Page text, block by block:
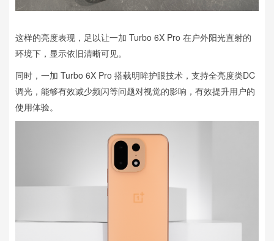
这样的亮度表现，足以让一加 Turbo 6X Pro 在户外阳光直射的
环境下，显示依旧清晰可见。
同时，一加 Turbo 6X Pro 搭载明眸护眼技术，支持全亮度类DC
调光，能够有效减少频闪等问题对视觉的影响，有效提升用户的
使用体验。